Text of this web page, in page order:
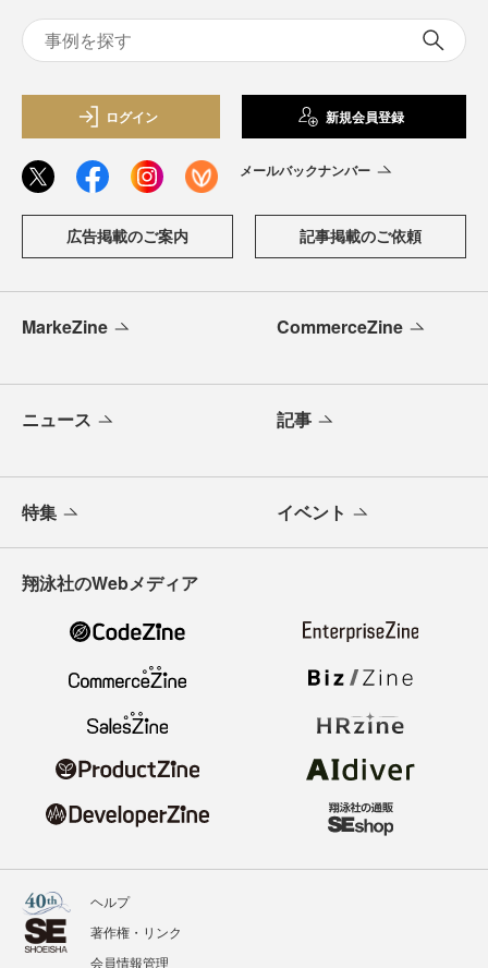
ログイン 新規会員登録
メールバックナンバー
広告掲載のご案内 記事掲載のご依頼
MarkeZine CommerceZine
ニュース 記事
特集 イベント
翔泳社のWebメディア
ヘルプ
著作権・リンク
会員情報管理